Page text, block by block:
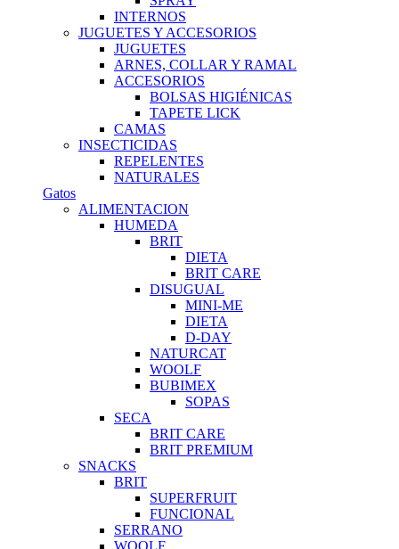
INTERNOS
JUGUETES Y ACCESORIOS
JUGUETES
ARNES, COLLAR Y RAMAL
ACCESORIOS
BOLSAS HIGIÉNICAS
TAPETE LICK
CAMAS
INSECTICIDAS
REPELENTES
NATURALES
Gatos
ALIMENTACION
HUMEDA
BRIT
DIETA
BRIT CARE
DISUGUAL
MINI-ME
DIETA
D-DAY
NATURCAT
WOOLF
BUBIMEX
SOPAS
SECA
BRIT CARE
BRIT PREMIUM
SNACKS
BRIT
SUPERFRUIT
FUNCIONAL
SERRANO
WOOLF